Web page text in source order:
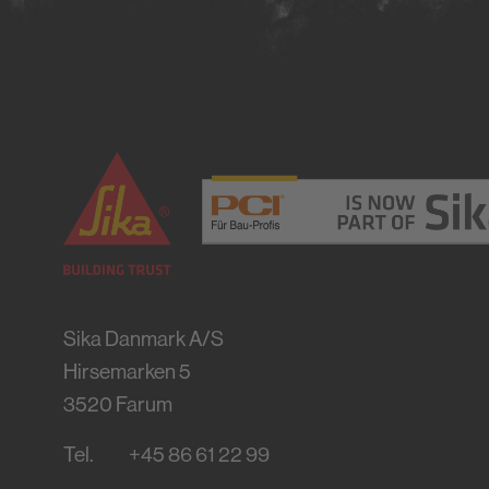
Sika Danmark A/S
Hirsemarken 5
3520 Farum
Tel. +45 86 61 22 99